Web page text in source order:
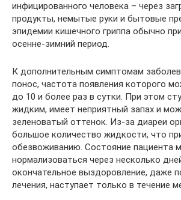
инфицированного человека – через
продукты, немытые руки и бытовые
эпидемии кишечного гриппа обычно
осенне-зимний период.
К дополнительным симптомам
понос, частота появления которого
до 10 и более раз в сутки. При этом
жидким, имеет неприятный запах и
зеленоватый оттенок. Из-за диареи
большое количество жидкости, что
обезвоживанию. Состояние пациента
нормализоваться через несколько
окончательное выздоровление, даже
лечения, наступает только в течение